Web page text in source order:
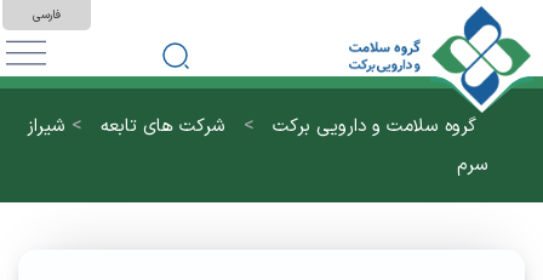
فارسی
گروه سلامت و دارویی برکت > شرکت های تابعه > شیراز
سرم